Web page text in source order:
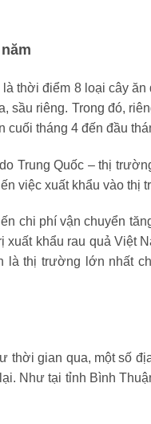
thời điểm 8 loại cây
sầu riêng. Trong đó,
cuối tháng 4 đến đầu
Trung Quốc – thị
việc xuất khẩu vào thị
chi phí vận chuyển
khẩu rau quả Việt
là thị trường lớn nhất
thời gian qua, một số
Như tại tỉnh Bình